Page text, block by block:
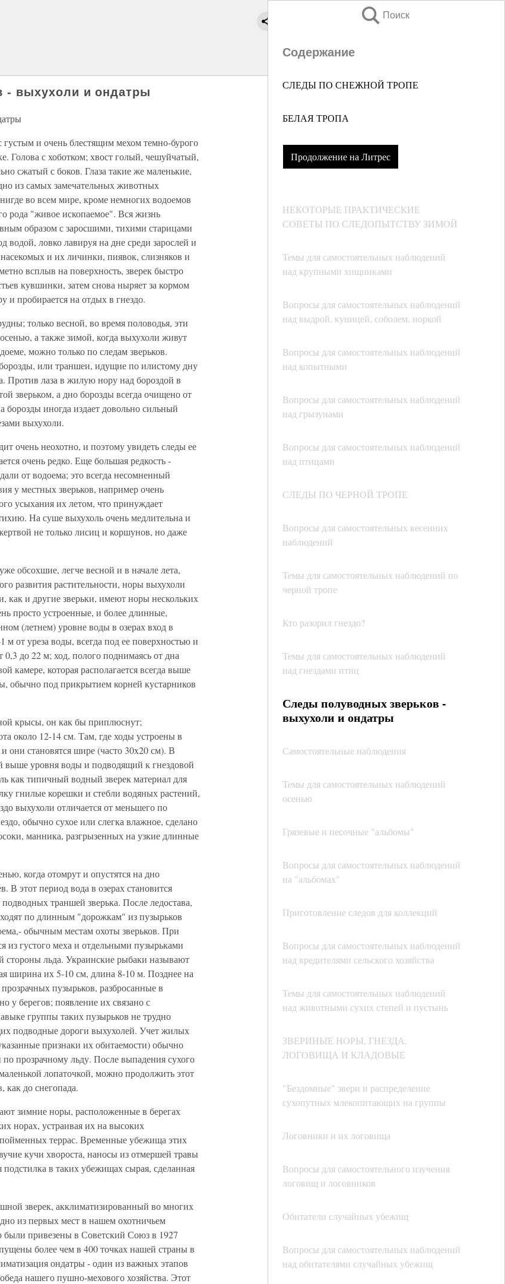
Поиск
Содержание
СЛЕДЫ ПО СНЕЖНОЙ ТРОПЕ
БЕЛАЯ ТРОПА
Продолжение на Литрес
НЕКОТОРЫЕ ПРАКТИЧЕСКИЕ
СОВЕТЫ ПО СЛЕДОПЫТСТВУ ЗИМОЙ
Темы для самостоятельных наблюдений
над крупными хищниками
Вопросы для самостоятельных наблюдений
над выдрой, куницей, соболем, норкой
Вопросы для самостоятельных наблюдений
над копытными
Вопросы для самостоятельных наблюдений
над грызунами
Вопросы для самостоятельных наблюдений
над птицами
СЛЕДЫ ПО ЧЕРНОЙ ТРОПЕ
Вопросы для самостоятельных весенних
наблюдений
Темы для самостоятельных наблюдений по
черной тропе
Кто разорил гнездо?
Темы для самостоятельных наблюдений
над гнездами птиц
Следы полуводных зверьков -
выхухоли и ондатры
Самостоятельные наблюдения
Темы для самостоятельных наблюдений
осенью
Грязевые и песочные "альбомы"
Вопросы для самостоятельных наблюдений
на "альбомах"
Приготовление следов для коллекций
Вопросы для самостоятельных наблюдений
над вредителями сельского хозяйства
Темы для самостоятельных наблюдений
над животными сухих степей и пустынь
ЗВЕРИНЫЕ НОРЫ, ГНЕЗДА,
ЛОГОВИЩА И КЛАДОВЫЕ
"Бездомные" звери и распределение
сухопутных млекопитающих на группы
Логовники и их логовища
Вопросы для самостоятельного изучения
логовищ и логовников
Обитатели случайных убежищ
Вопросы для самостоятельных наблюдений
над обитателями случайных убежищ
- выхухоли и ондатры
и очень блестящим мехом темно-бурого
Голова с хоботком; хвост голый, чешуйчатый,
сжатый с боков. Глаза такие же маленькие,
из самых замечательных животных
во всем мире, кроме немногих водоемов
рода "живое ископаемое". Вся жизнь
образом с заросшими, тихими старицами
ловко лавируя на дне среди зарослей и
и их личинки, пиявок, слизняков и
всплыв на поверхность, зверек быстро
кувшинки, затем снова ныряет за кормом
и пробирается на отдых в гнездо.
только весной, во время половодья, эти
а также зимой, когда выхухоли живут
можно только по следам зверьков.
или траншеи, идущие по илистому дну
Против лаза в жилую нору над бороздой в
зверьком, а дно борозды всегда очищено от
иногда издает довольно сильный
выхухоли.
очень неохотно, и поэтому увидеть следы ее
очень редко. Еще большая редкость -
от водоема; это всегда несомненный
у местных зверьков, например очень
усыхания их летом, что принуждает
На суше выхухоль очень медлительна и
не только лисиц и коршунов, но даже
обсохшие, легче весной и в начале лета,
развития растительности, норы выхухоли
и другие зверьки, имеют норы нескольких
просто устроенные, и более длинные,
(летнем) уровне воды в озерах вход в
м от уреза воды, всегда под ее поверхностью и
до 22 м; ход, полого поднимаясь от дна
камере, которая располагается всегда выше
обычно под прикрытием корней кустарников
крысы, он как бы приплюснут;
около 12-14 см. Там, где ходы устроены в
они становятся шире (часто 30x20 см). В
выше уровня воды и подводящий к гнездовой
как типичный водный зверек материал для
гнилые корешки и стебли водяных растений,
выхухоли отличается от меньшего по
обычно сухое или слегка влажное, сделано
манника, разгрызенных на узкие длинные
когда отомрут и опустятся на дно
В этот период вода в озерах становится
траншей зверька. После ледостава,
по длинным "дорожкам" из пузырьков
обычным местам охоты зверьков. При
из густого меха и отдельными пузырьками
стороны льда. Украинские рыбаки называют
ширина их 5-10 см, длина 8-10 м. Позднее на
пузырьков, разбросанные в
у берегов; появление их связано с
группы таких пузырьков не трудно
подводные дороги выхухолей. Учет жилых
признаки их обитаемости) обычно
прозрачному льду. После выпадения сухого
лопаточкой, можно продолжить этот
как до снегопада.
зимние норы, расположенные в берегах
норах, устраивая их на высоких
террас. Временные убежища этих
кучи хвороста, наносы из отмершей травы
в таких убежищах сырая, сделанная
зверек, акклиматизированный во многих
из первых мест в нашем охотничьем
были привезены в Советский Союз в 1927
более чем в 400 точках нашей страны в
ондатры - один из важных этапов
нашего пушно-мехового хозяйства. Этот